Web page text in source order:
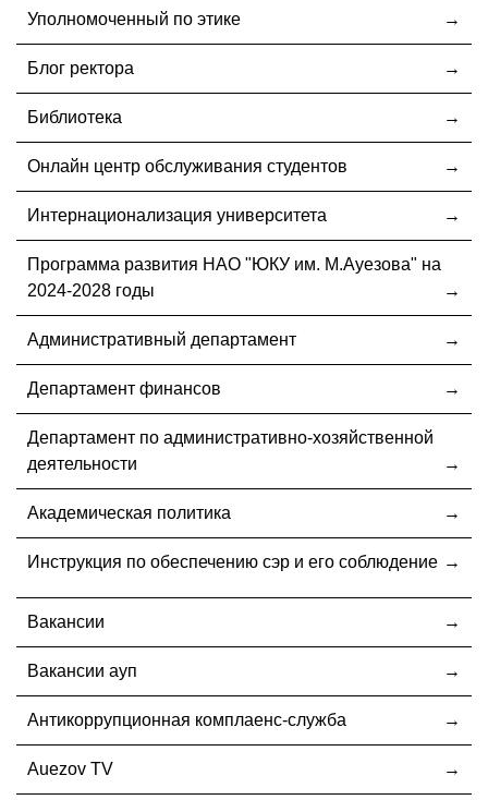
Уполномоченный по этике
Блог ректора
Библиотека
Онлайн центр обслуживания студентов
Интернационализация университета
Программа развития НАО "ЮКУ им. М.Ауезова" на
2024-2028 годы
Административный департамент
Департамент финансов
Департамент по административно-хозяйственной
деятельности
Академическая политика
Инструкция по обеспечению сэр и его соблюдение
Вакансии
Вакансии ауп
Антикоррупционная комплаенс-служба
Auezov TV